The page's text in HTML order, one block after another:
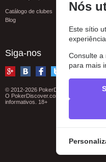
Catálogo de clubes
Blog
Siga-nos
© 2012-2026 PokerDiscover.com.
O PokerDiscover.com não é um
informativos. 18+
Nós
Este sítio
Consulte a
para mais